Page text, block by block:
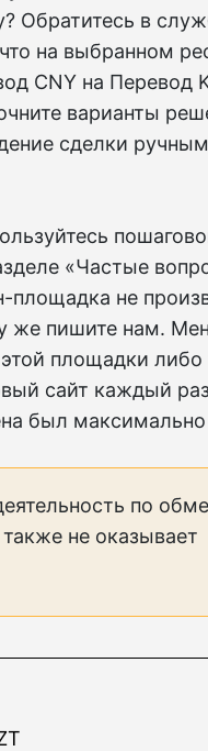
Обратитесь в
на выбранном
CNY на Перевод
варианты
сделки ручным
«Частые
площадка не
же пишите нам.
площадки либо
сайт каждый
был
по
не оказывает